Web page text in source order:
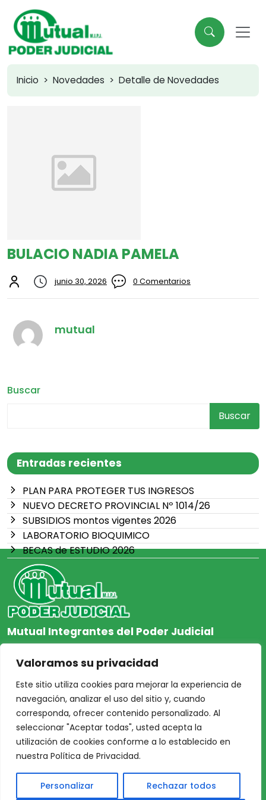
Valoramos su privacidad
Este sitio utiliza cookies para mejorar la experiencia de
navegación, analizar el uso del sitio y, cuando
corresponda, ofrecer contenido personalizado. Al
seleccionar "Aceptar todas", usted acepta la
utilización de cookies conforme a lo establecido en
nuestra Política de Privacidad.
Personalizar Rechazar todos
Buscar
Buscar
Entradas recientes
PLAN PARA PROTEGER TUS INGRESOS
NUEVO DECRETO PROVINCIAL Nº 1014/26
SUBSIDIOS montos vigentes 2026
LABORATORIO BIOQUIMICO
BECAS de ESTUDIO 2026
Inicio Novedades Detalle de Novedades
BULACIO NADIA PAMELA
junio 30, 2026 0 Comentarios
mutual
Mutual Integrantes del Poder Judicial
afiliacion@mjpj.org.ar
+54 9 342 467-4510
NOSOTROS
Inicio
Acceso Asociados
Nosotros
CENTRO DE AYUDA
Protección de Datos
Personales